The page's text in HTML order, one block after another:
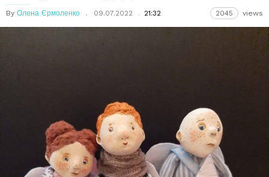
By Олена Єрмоленко 09.07.2022 21:32 2045 views